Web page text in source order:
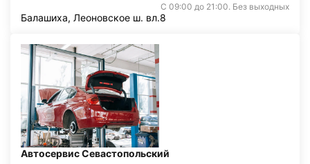
С 09:00 до 21:00. Без выходных
Балашиха, Леоновское ш. вл.8
Автосервис Севастопольский